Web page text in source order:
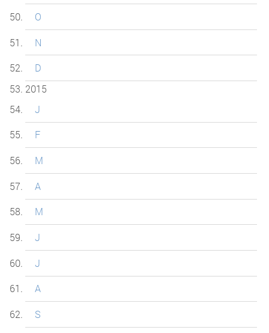
O
N
D
2015
J
F
M
A
M
J
J
A
S